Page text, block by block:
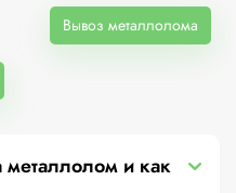
Вывоз металлолома
металлолом и как